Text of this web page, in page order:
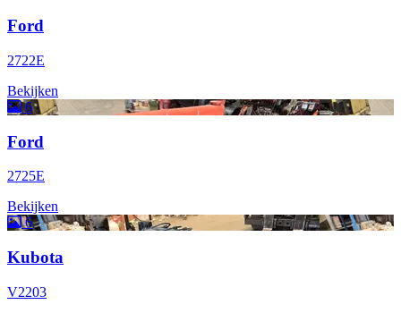
Ford
2722E
Bekijken
6
Ford
2725E
Bekijken
6
Kubota
V2203